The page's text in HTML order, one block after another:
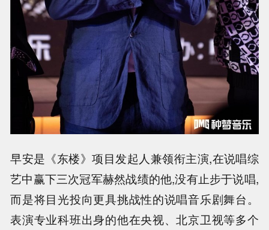
早安是《东楼》项目发起人兼领衔主演,在说唱综
艺中赢下三次冠军赫然战绩的他,没有止步于说唱,
而是将目光投向更具挑战性的说唱音乐剧舞台。
表演专业科班出身的他在央视、北京卫视等多个